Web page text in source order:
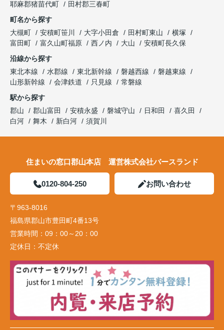
耶麻郡猪苗代町
田村郡三春町
町名から探す
大槻町
安積町笹川 大字小田倉 田村町東山
横塚
富田町
富久山町福原 西ノ内 大山
安積町長久保
沿線から探す
東北本線
水郡線 東北新幹線 磐越西線
磐越東線
山形新幹線
会津鉄道 只見線
常磐線
駅から探す
郡山
郡山富田 安積永盛 磐城守山 日和田
喜久田
白河
舞木 新白河 須賀川
住まいの窓口郡山本店 運営株式会社バースランド
0120-804-250 お問い合わせ
〒963-8016
福島県郡山市豊田町4番13号
営業時間： 09：00～20：00
定休日： 不定休